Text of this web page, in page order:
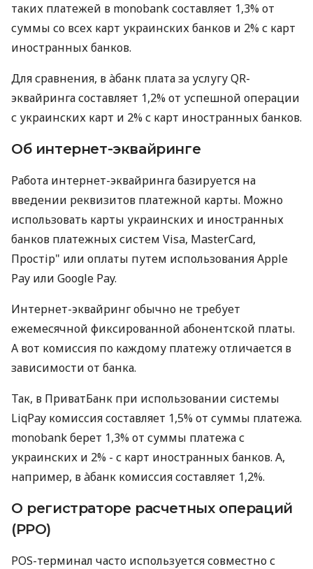
таких платежей в monobank составляет 1,3% от
суммы со всех карт украинских банков и 2% с карт
иностранных банков.
Для сравнения, в àбанк плата за услугу QR-
эквайринга составляет 1,2% от успешной операции
с украинских карт и 2% с карт иностранных банков.
Об интернет-эквайринге
Работа интернет-эквайринга базируется на
введении реквизитов платежной карты. Можно
использовать карты украинских и иностранных
банков платежных систем Visa, MasterCard,
Простір" или оплаты путем использования Apple
Pay или Google Pay.
Интернет-эквайринг обычно не требует
ежемесячной фиксированной абонентской платы.
А вот комиссия по каждому платежу отличается в
зависимости от банка.
Так, в ПриватБанк при использовании системы
LiqPay комиссия составляет 1,5% от суммы платежа.
monobank берет 1,3% от суммы платежа с
украинских и 2% - с карт иностранных банков. А,
например, в àбанк комиссия составляет 1,2%.
О регистраторе расчетных операций
(РРО)
POS-терминал часто используется совместно с